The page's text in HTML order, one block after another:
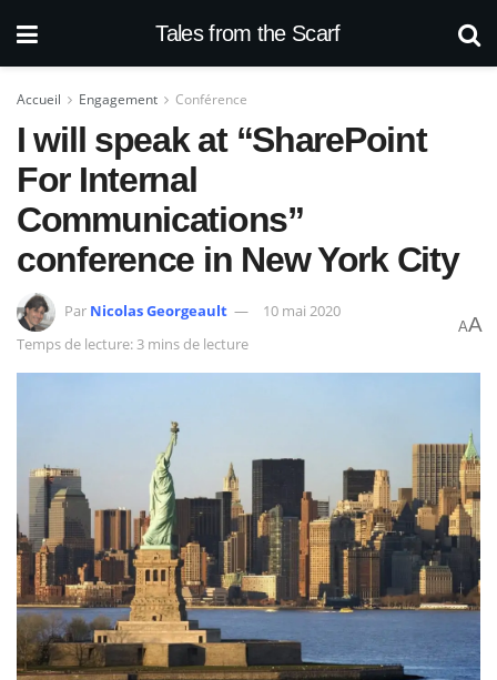
Tales from the Scarf
Accueil Engagement Conférence
I will speak at “SharePoint
For Internal
Communications”
conference in New York City
Par Nicolas Georgeault
10 mai 2020
Temps de lecture: 3 mins de lecture
AA